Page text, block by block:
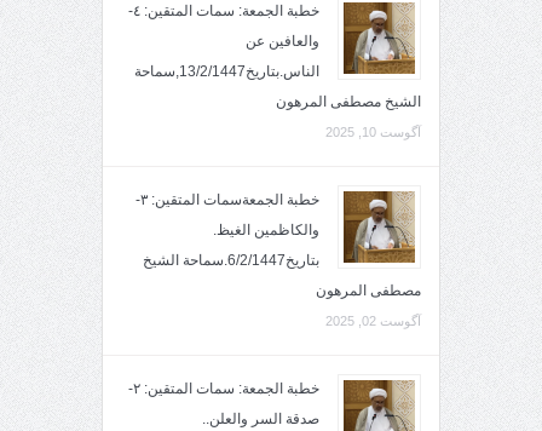
خطبة الجمعة: سمات المتقين: ٤-
والعافين عن
الناس.بتاريخ13/2/1447,سماحة
الشيخ مصطفى المرهون
آگوست 10, 2025
خطبة الجمعةسمات المتقين: ٣-
والكاظمين الغيظ.
بتاريخ6/2/1447.سماحة الشيخ
مصطفى المرهون
آگوست 02, 2025
خطبة الجمعة: سمات المتقين: ٢-
صدقة السر والعلن..